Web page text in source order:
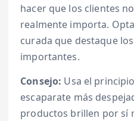
hacer que los clientes
realmente importa.
curada que destaque
importantes.
Consejo: Usa el
escaparate más
productos brillen por sí